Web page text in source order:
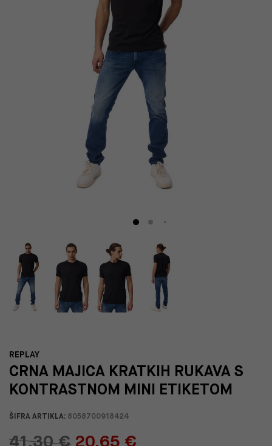
REPLAY
CRNA MAJICA KRATKIH RUKAVA S
KONTRASTNOM MINI ETIKETOM
ŠIFRA ARTIKLA: 8058700918424
41,30 € 20,65 €